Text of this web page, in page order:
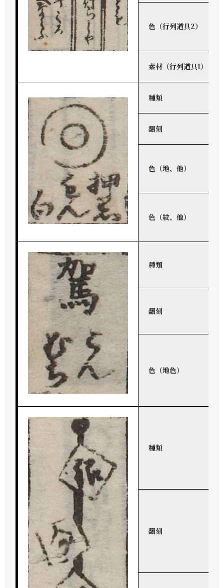
色（行列道具2）
素材（行列道具1）
種類
翻刻
色（地、他）
色（紋、他）
種類
翻刻
色（地色）
種類
翻刻